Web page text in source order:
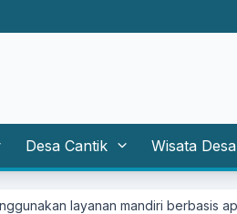
Desa Cantik Wisata Desa
mandiri berbasis aplikasi website